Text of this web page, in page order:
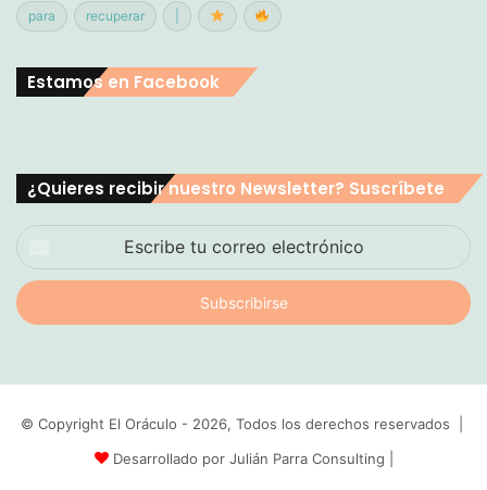
para recuperar
Estamos en Facebook
¿Quieres recibir nuestro Newsletter? Suscríbete
correo
electrónico
© Copyright El Oráculo - 2026, Todos los derechos reservados |
Desarrollado por Julián Parra Consulting